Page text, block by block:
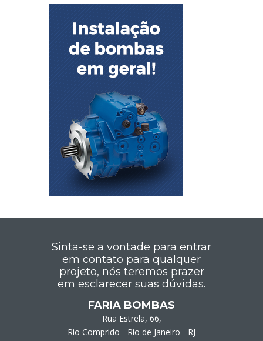
Sinta-se a vontade para entrar
em contato para qualquer
projeto, nós teremos prazer
em esclarecer suas dúvidas.
FARIA BOMBAS
Rua Estrela, 66,
Rio Comprido - Rio de Janeiro - RJ